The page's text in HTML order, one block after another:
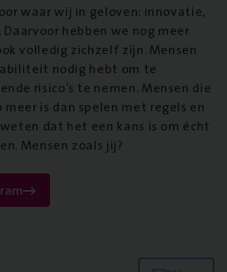
waar wij in geloven: innovatie,
hebben we nog meer
volledig zichzelf zijn. Mensen
nodig hebt om te
risico’s te nemen. Mensen die
is dan spelen met regels en
dat het een kans is om écht
Mensen zoals jij?